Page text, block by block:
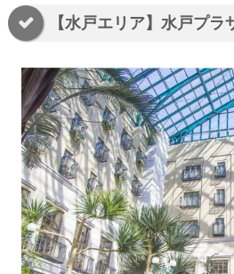
【水戸エリア】水戸プラ